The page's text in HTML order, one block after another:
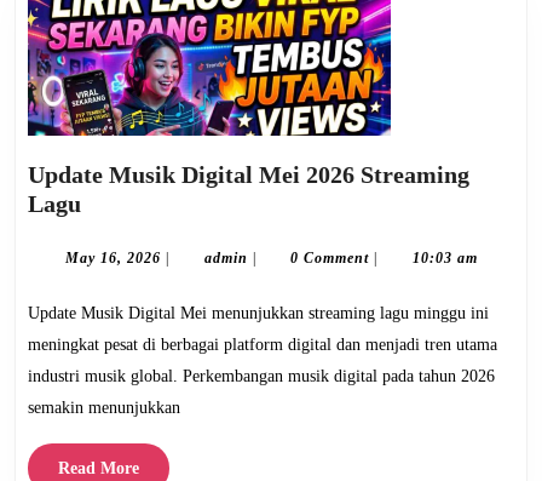
Update Musik Digital Mei 2026 Streaming
Lagu
Digital
2026
Streaming
Lagu
May 16, 2026 May
| admin admin
| 0 Comment | 10:03 am
Update Musik Digital Mei menunjukkan streaming lagu minggu ini
meningkat pesat di berbagai platform digital dan menjadi tren utama
industri musik global. Perkembangan musik digital pada tahun 2026
semakin menunjukkan
Read MoreRead